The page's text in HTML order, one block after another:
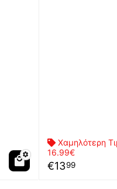
Χαμηλότερη
16.99€
€1399